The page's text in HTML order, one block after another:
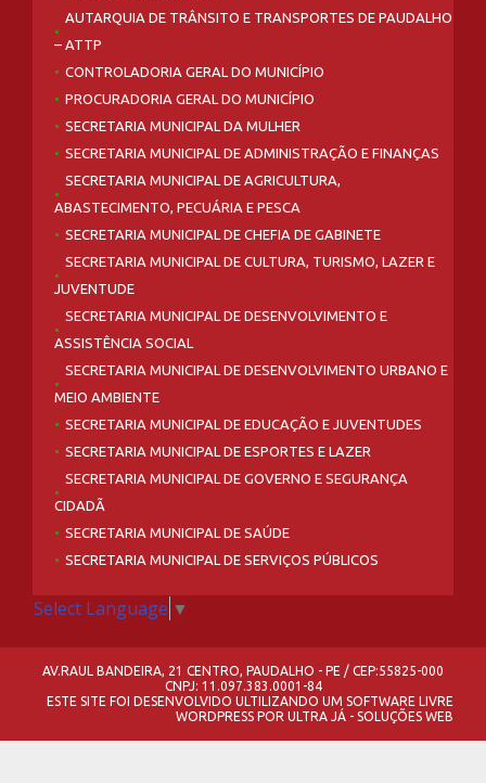
AUTARQUIA DE TRÂNSITO E TRANSPORTES DE PAUDALHO
– ATTP
CONTROLADORIA GERAL DO MUNICÍPIO
PROCURADORIA GERAL DO MUNICÍPIO
SECRETARIA MUNICIPAL DA MULHER
SECRETARIA MUNICIPAL DE ADMINISTRAÇÃO E FINANÇAS
SECRETARIA MUNICIPAL DE AGRICULTURA,
ABASTECIMENTO, PECUÁRIA E PESCA
SECRETARIA MUNICIPAL DE CHEFIA DE GABINETE
SECRETARIA MUNICIPAL DE CULTURA, TURISMO, LAZER E
JUVENTUDE
SECRETARIA MUNICIPAL DE DESENVOLVIMENTO E
ASSISTÊNCIA SOCIAL
SECRETARIA MUNICIPAL DE DESENVOLVIMENTO URBANO E
MEIO AMBIENTE
SECRETARIA MUNICIPAL DE EDUCAÇÃO E JUVENTUDES
SECRETARIA MUNICIPAL DE ESPORTES E LAZER
SECRETARIA MUNICIPAL DE GOVERNO E SEGURANÇA
CIDADÃ
SECRETARIA MUNICIPAL DE SAÚDE
SECRETARIA MUNICIPAL DE SERVIÇOS PÚBLICOS
Select Language ▼
AV.RAUL BANDEIRA, 21 CENTRO, PAUDALHO - PE / CEP:55825-000
CNPJ: 11.097.383.0001-84
ESTE SITE FOI DESENVOLVIDO ULTILIZANDO UM SOFTWARE LIVRE
WORDPRESS POR ULTRA JÁ - SOLUÇÕES WEB